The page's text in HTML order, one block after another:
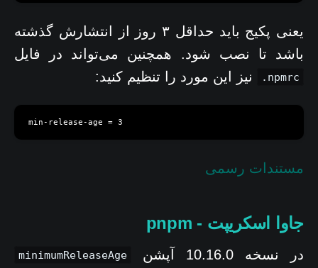
یعنی پکیج باید حداقل ۳ روز از انتشارش گذشته
باشد تا نصب شود. همچنین می‌تواند در فایل
.npmrc نیز این مورد را تنظیم کنید:
min-release-age = 3
مستندات رسمی
جاوا اسکریپت - pnpm
در نسخه 10.16.0 آپشن minimumReleaseAge